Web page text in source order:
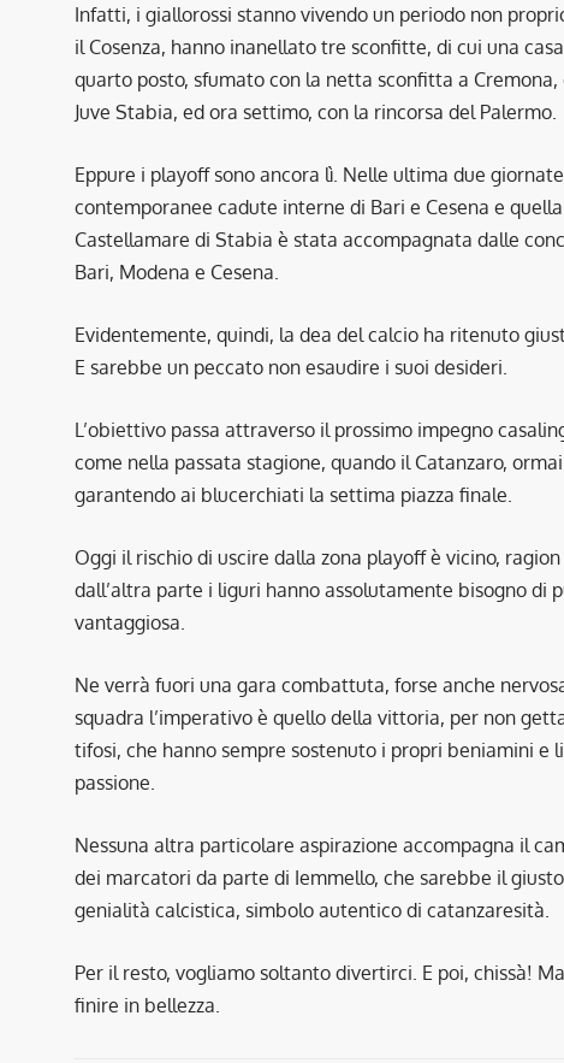
Infatti, i giallorossi stanno vivendo un periodo non
il Cosenza, hanno inanellato tre sconfitte, di cui una
quarto posto, sfumato con la netta sconfitta a
Juve Stabia, ed ora settimo, con la rincorsa del Palermo.
Eppure i playoff sono ancora lì. Nelle ultima due
contemporanee cadute interne di Bari e Cesena e
Castellamare di Stabia è stata accompagnata dalle
Bari, Modena e Cesena.
Evidentemente, quindi, la dea del calcio ha ritenuto
E sarebbe un peccato non esaudire i suoi desideri.
L’obiettivo passa attraverso il prossimo impegno
come nella passata stagione, quando il Catanzaro,
garantendo ai blucerchiati la settima piazza finale.
Oggi il rischio di uscire dalla zona playoff è vicino,
dall’altra parte i liguri hanno assolutamente bisogno di
vantaggiosa.
Ne verrà fuori una gara combattuta, forse anche
squadra l’imperativo è quello della vittoria, per non
tifosi, che hanno sempre sostenuto i propri beniamini
passione.
Nessuna altra particolare aspirazione accompagna il
dei marcatori da parte di Iemmello, che sarebbe il
genialità calcistica, simbolo autentico di catanzaresità.
Per il resto, vogliamo soltanto divertirci. E poi, chissà!
finire in bellezza.